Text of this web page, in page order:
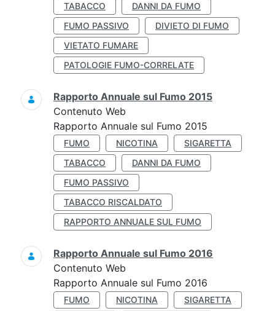
TABACCO
DANNI DA FUMO
FUMO PASSIVO
DIVIETO DI FUMO
VIETATO FUMARE
PATOLOGIE FUMO-CORRELATE
Rapporto Annuale sul Fumo 2015
Contenuto Web
Rapporto Annuale sul Fumo 2015
FUMO NICOTINA
SIGARETTA
TABACCO
DANNI DA FUMO
FUMO PASSIVO
TABACCO RISCALDATO
RAPPORTO ANNUALE SUL FUMO
Rapporto Annuale sul Fumo 2016
Contenuto Web
Rapporto Annuale sul Fumo 2016
FUMO NICOTINA
SIGARETTA